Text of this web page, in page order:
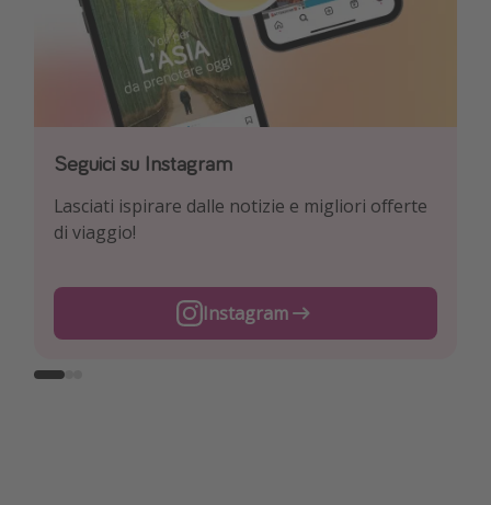
Seguici su Instagram
Lasciati ispirare dalle notizie e migliori offerte
di viaggio!
Instagram
Seguici su Facebook
Esplora le nostre offerte giornaliere di viaggi e
voli a prezzi da Pirata!
Facebook
Seguici su TikTok!
Per conoscere le offerte più interessanti e i
migliori trucchi per viaggiare!
TikTok